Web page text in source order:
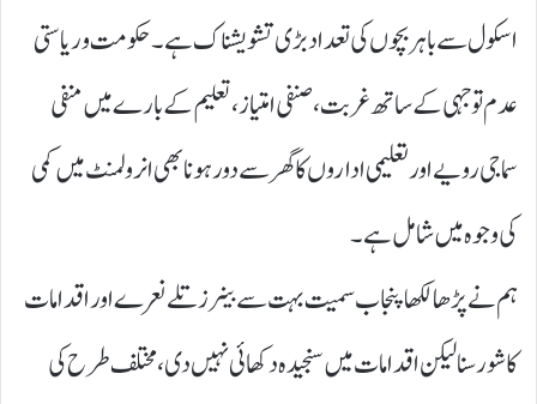
اسکول سے باہر بچوں کی تعداد بڑی تشویشناک ہے۔ حکومت و ریاستی
عدم توجہی کے ساتھ غربت، صنفی امتیاز، تعلیم کے بارے میں منفی
سماجی رویے اور تعلیمی اداروں کا گھر سے دور ہونا بھی انرولمنٹ میں کمی
کی وجوہ میں شامل ہے۔
ہم نے پڑھا لکھا پنجاب سمیت بہت سے بینرز تلے نعرے اور اقدامات
کا شور سنا لیکن اقدامات میں سنجیدہ دکھائی نہیں دی، مختلف طرح کی